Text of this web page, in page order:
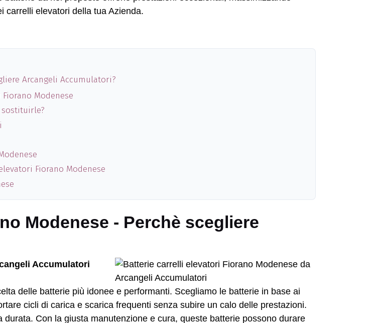
carrelli elevatori della tua Azienda.
Arcangeli Accumulatori?
Modenese
Fiorano Modenese
Modenese - Perchè scegliere
Accumulatori
delle batterie più idonee e performanti. Scegliamo le batterie in base ai
cicli di carica e scarica frequenti senza subire un calo delle prestazioni.
Con la giusta manutenzione e cura, queste batterie possono durare